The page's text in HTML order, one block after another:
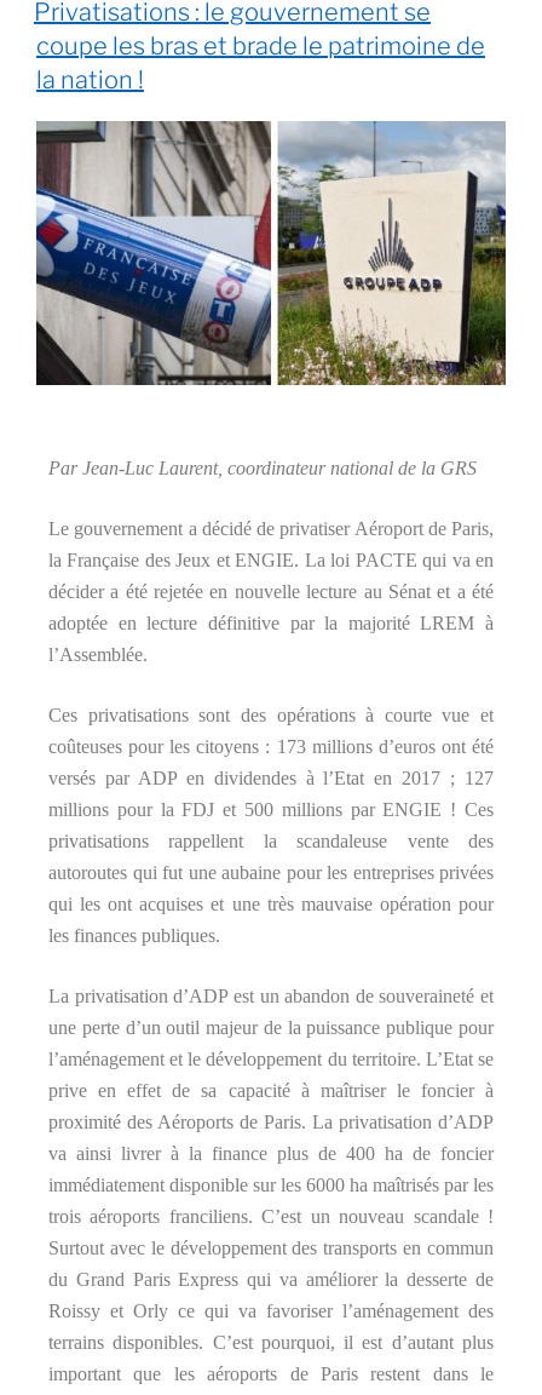
Privatisations : le gouvernement se
coupe les bras et brade le patrimoine de
la nation !
Par Jean-Luc Laurent, coordinateur national de la GRS
Le gouvernement a décidé de privatiser Aéroport de Paris,
la Française des Jeux et ENGIE. La loi PACTE qui va en
décider a été rejetée en nouvelle lecture au Sénat et a été
adoptée en lecture définitive par la majorité LREM à
l’Assemblée.
Ces privatisations sont des opérations à courte vue et
coûteuses pour les citoyens : 173 millions d’euros ont été
versés par ADP en dividendes à l’Etat en 2017 ; 127
millions pour la FDJ et 500 millions par ENGIE ! Ces
privatisations rappellent la scandaleuse vente des
autoroutes qui fut une aubaine pour les entreprises privées
qui les ont acquises et une très mauvaise opération pour
les finances publiques.
La privatisation d’ADP est un abandon de souveraineté et
une perte d’un outil majeur de la puissance publique pour
l’aménagement et le développement du territoire. L’Etat se
prive en effet de sa capacité à maîtriser le foncier à
proximité des Aéroports de Paris. La privatisation d’ADP
va ainsi livrer à la finance plus de 400 ha de foncier
immédiatement disponible sur les 6000 ha maîtrisés par les
trois aéroports franciliens. C’est un nouveau scandale !
Surtout avec le développement des transports en commun
du Grand Paris Express qui va améliorer la desserte de
Roissy et Orly ce qui va favoriser l’aménagement des
terrains disponibles. C’est pourquoi, il est d’autant plus
important que les aéroports de Paris restent dans le